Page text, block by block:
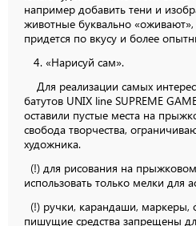
например добавить тени и
животные буквально
придется по вкусу и более
4. «Нарисуй сам».
Для реализации самых
батутов UNIX line SUPREME
оставили пустые места на
свобода творчества,
художника.
(!) для рисования на
использовать только мелки для
(!) ручки, карандаши,
пишущие средства запрещены